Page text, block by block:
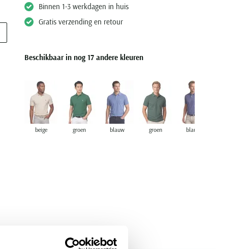
Binnen 1-3 werkdagen in huis
Gratis verzending en retour
Beschikbaar in nog 17 andere kleuren
beige groen blauw groen blauw